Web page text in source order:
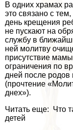
В одних храмах
это связано с
день крещения
не пускают на
службу в
ней молитву
присутствие
ограничения по
дней после родов
(прочтение
днех»).
Читать еще: Что
детей